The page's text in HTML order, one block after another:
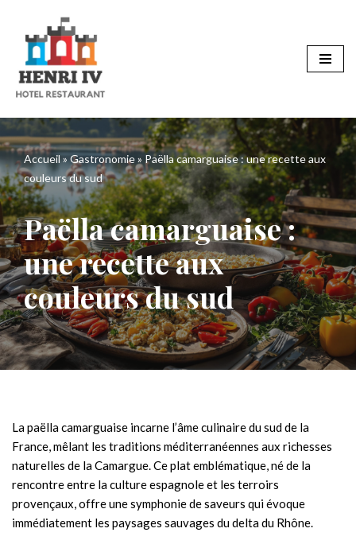
Aller
contenu
Accueil » Gastronomie» Paëlla camarguaise : une recette aux
couleurs du sud
Paëlla camarguaise :
une recette aux
couleurs du sud
La paëlla camarguaise incarne l’âme culinaire du sud de la
France, mêlant les traditions méditerranéennes aux richesses
naturelles de la Camargue. Ce plat emblématique, né de la
rencontre entre la culture espagnole et les terroirs
provençaux, offre une symphonie de saveurs qui évoque
immédiatement les paysages sauvages du delta du Rhône.